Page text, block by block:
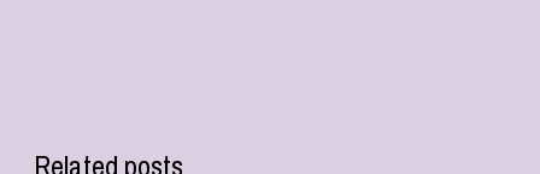
Related posts